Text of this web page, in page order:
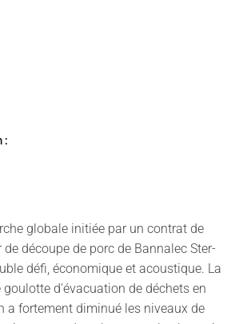
:
globale initiée par un contrat de
découpe de porc de Bannalec Ster-
défi, économique et acoustique. La
d'évacuation de déchets en
a fortement diminué les niveaux de